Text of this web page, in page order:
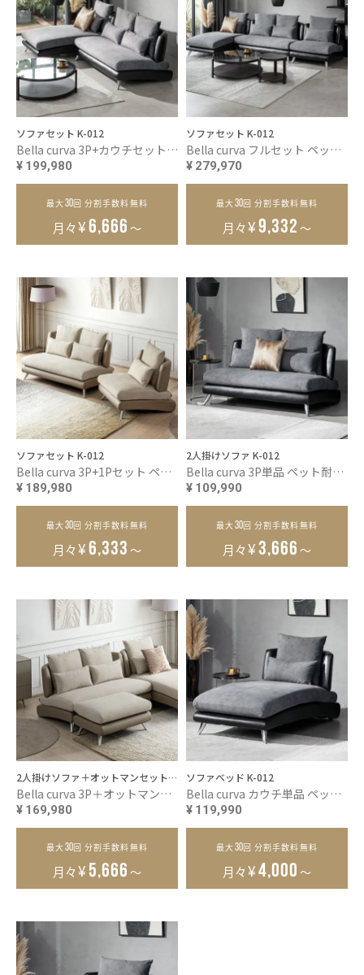
ソファセット K-012
Bella curva 3P+カウチセット ペット耐久生地 コンパクト／レギュラー／ラージ
¥ 199,980
最大30 回 分割手数料無料
月々¥6,666 ～
ソファセット K-012
Bella curva フルセット ペット耐久生地 コンパクト／レギュラー／ラージ
¥ 279,970
最大30 回 分割手数料無料
月々¥9,332 ～
ソファセット K-012
Bella curva 3P+1Pセット ペット耐久生地 コンパクト／レギュラー／ラージ
¥ 189,980
最大30 回 分割手数料無料
月々¥6,333 ～
2人掛けソファ K-012
Bella curva 3P単品 ペット耐久生地 コンパクト／レギュラー／ラージ
¥ 109,990
最大30 回 分割手数料無料
月々¥3,666 ～
2人掛けソファ＋オットマンセット K-012
Bella curva 3P＋オットマンセット ペット耐久生地 コンパクト／レギュラー／ラージ
¥ 169,980
最大30 回 分割手数料無料
月々¥ 5,666 ～
ソファベッド K-012
Bella curva カウチ単品 ペット耐久生地
¥ 119,990
最大30 回 分割手数料無料
月々¥4,000 ～